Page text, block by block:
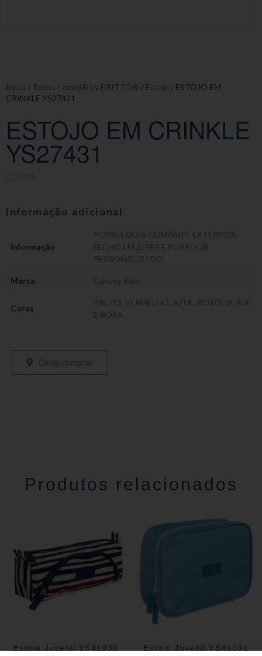
Início / Todos / emoji® by BRITTO® / Estojo / ESTOJO EM
CRINKLE YS27431
ESTOJO EM CRINKLE
YS27431
Informação adicional
Informação
POSSUI DOIS COMPART. EXTERNOS,
FECHO EM ZÍPER E PUXADOR
PERSONALIZADO.
Marca Convoy Kids
Cores
PRETO, VERMELHO, AZUL, ROXO, VERDE
E ROSA
Onde comprar
Produtos relacionados
Estojo Juvenil YS41030 Estojo Juvenil YS41031